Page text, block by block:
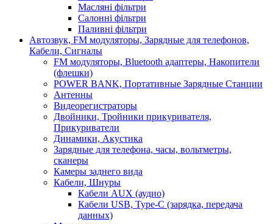
Масляні фільтри
Салонні фільтри
Паливні фільтри
Автозвук, FM модуляторы, Зарядные для телефонов,
Кабели, Сигналы
FM модуляторы, Bluetooth адаптеры, Накопители
(флешки)
POWER BANK, Портативные Зарядные Станции
Антенны
Видеорегистраторы
Двойники, Тройники прикуривателя,
Прикуриватели
Динамики, Акустика
Зарядные для телефона, часы, вольтметры,
сканеры
Камеры заднего вида
Кабели, Шнуры
Кабели AUX (аудио)
Кабели USB, Type-C (зарядка, передача
данных)